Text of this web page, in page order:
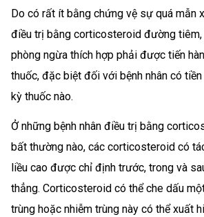
Do có rất ít bằng chứng vệ sự quá mẫn
điều trị bằng corticosteroid đường tiêm,
phòng ngừa thích hợp phải được tiến
thuốc, đặc biệt đối với bệnh nhân có
kỳ thuốc nào.
Ở những bệnh nhân điều trị bằng
bất thường nào, các corticosteroid có
liều cao được chỉ định trước, trong và
thẳng. Corticosteroid có thể che dấu
trùng hoặc nhiễm trùng này có thể xuất